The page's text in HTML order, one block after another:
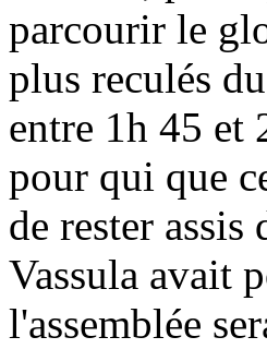
parcourir le
plus reculés
entre 1h 45 et
pour qui que
de rester
Vassula avait
l'assemblée